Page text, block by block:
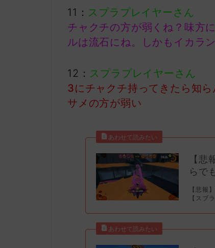
11： スプラプレイヤーさん
チャクチの方が弱くね？味方
ルは流石にね。しかもイカラ
12： スプラプレイヤーさん
3にチャクチ持ってきたら知
サメの方が弱い
【
らで
【悲報
【スプ